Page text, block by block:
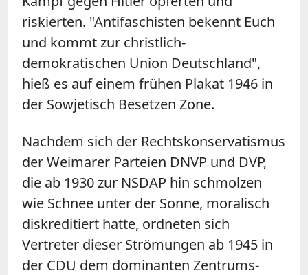
riskierten. "Antifaschisten bekennt Euch
und kommt zur christlich-
demokratischen Union Deutschland",
hieß es auf einem frühen Plakat 1946 in
der Sowjetisch Besetzen Zone.
Nachdem sich der Rechtskonservatismus
der Weimarer Parteien DNVP und DVP,
die ab 1930 zur NSDAP hin schmolzen
wie Schnee unter der Sonne, moralisch
diskreditiert hatte, ordneten sich
Vertreter dieser Strömungen ab 1945 in
der CDU dem dominanten Zentrums-